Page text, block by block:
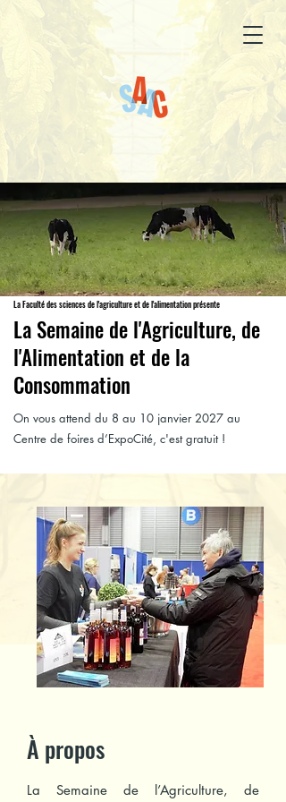
La Faculté des sciences de l'agriculture et de l'alimentation présente
La Semaine de l'Agriculture, de
l'Alimentation et de la
Consommation
On vous attend du 8 au 10 janvier 2027 au
Centre de foires d’ExpoCité, c'est gratuit !
À propos
La Semaine de l’Agriculture, de